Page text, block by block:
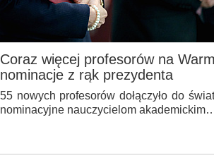
Coraz więcej profesorów na
nominacje z rąk prezydenta
55 nowych profesorów dołączyło do
nominacyjne nauczycielom